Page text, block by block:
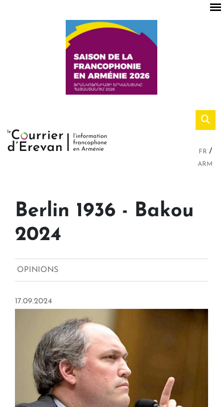
FR
ARM
Berlin 1936 - Bakou
2024
OPINIONS
17.09.2024